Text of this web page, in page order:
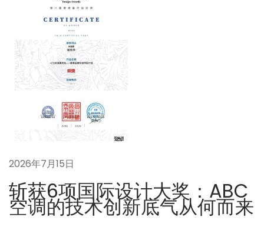
调
：
一
次
墙
改
造
2026年7月15日
斩获6项国际设计大奖：ABC
空调的技术创新底气从何而来